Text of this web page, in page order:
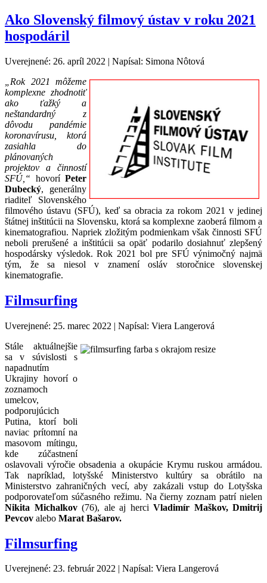
Ako Slovenský filmový ústav v roku 2021
hospodáril
Uverejnené: 26. apríl 2022 | Napísal: Simona Nôtová
„Rok 2021 môžeme
komplexne zhodnotiť
ako ťažký a
neštandardný z
dôvodu pandémie
koronavírusu, ktorá
zasiahla do
plánovaných
projektov a činností
SFÚ,“ hovorí Peter
Dubecký, generálny
riaditeľ Slovenského
filmového ústavu (SFÚ), keď sa obracia za rokom 2021 v jedinej
štátnej inštitúcii na Slovensku, ktorá sa komplexne zaoberá filmom a
kinematografiou. Napriek zložitým podmienkam však činnosti SFÚ
neboli prerušené a inštitúcii sa opäť podarilo dosiahnuť zlepšený
hospodársky výsledok. Rok 2021 bol pre SFÚ výnimočný najmä
tým, že sa niesol v znamení osláv storočnice slovenskej
kinematografie.
Filmsurfing
Uverejnené: 25. marec 2022 | Napísal: Viera Langerová
Stále aktuálnejšie
sa v súvislosti s
napadnutím
Ukrajiny hovorí o
zoznamoch
umelcov,
podporujúcich
Putina, ktorí boli
naviac prítomní na
masovom mítingu,
kde zúčastnení
oslavovali výročie obsadenia a okupácie Krymu ruskou armádou.
Tak napríklad, lotyšské Ministerstvo kultúry sa obrátilo na
Ministerstvo zahraničných vecí, aby zakázali vstup do Lotyšska
podporovateľom súčasného režimu. Na čierny zoznam patrí nielen
Nikita Michalkov(76), ale aj herci Vladimír Maškov, Dmitrij
Pevcov alebo Marat Bašarov.
Filmsurfing
Uverejnené: 23. február 2022 | Napísal: Viera Langerová